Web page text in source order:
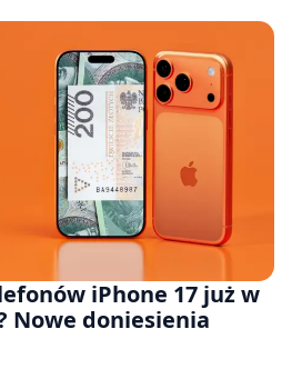
iPhone 17 już w
Nowe doniesienia